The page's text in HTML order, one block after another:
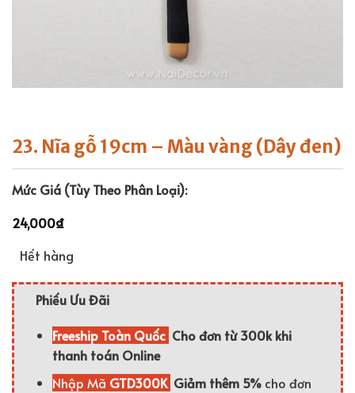
23. Nĩa gỗ 19cm – Màu vàng (Dây đen)
Mức Giá (Tùy Theo Phân Loại):
24,000₫
Hết hàng
Phiếu Ưu Đãi
Freeship Toàn Quốc Cho đơn từ 300k khi
thanh toán Online
Nhập Mã GTD300K Giảm thêm 5%cho đơn